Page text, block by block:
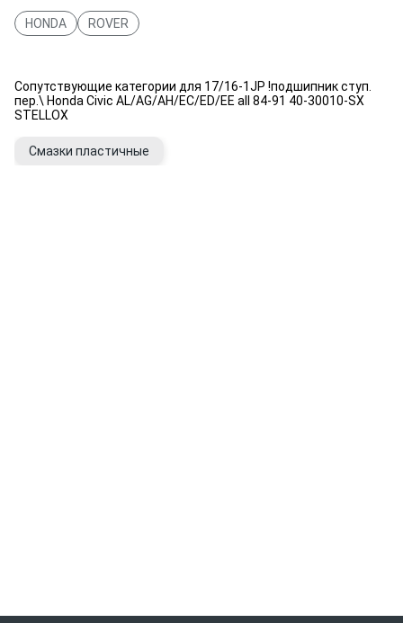
HONDA ROVER
Сопутствующие категории для 17/16-1JP !подшипник ступ.
пер.\ Honda Civic AL/AG/AH/EC/ED/EE all 84-91 40-30010-SX
STELLOX
Смазки пластичные